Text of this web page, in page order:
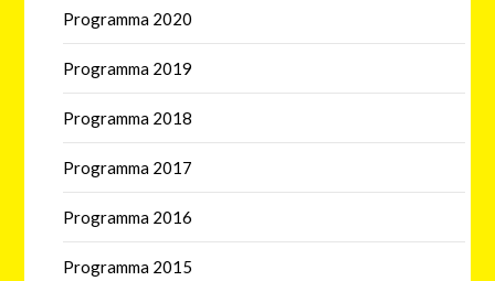
Programma 2020
Programma 2019
Programma 2018
Programma 2017
Programma 2016
Programma 2015